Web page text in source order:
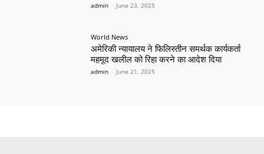
admin - June 23, 2025
World News
अमेरिकी न्यायालय ने फिलिस्तीन समर्थक कार्यकर्ता
महमूद खलील को रिहा करने का आदेश दिया
admin - June 21, 2025